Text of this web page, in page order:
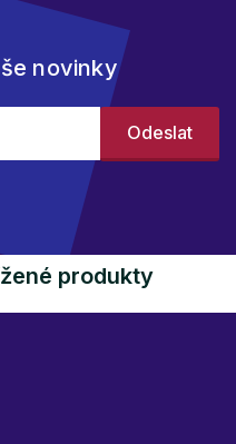
novinky
produkty